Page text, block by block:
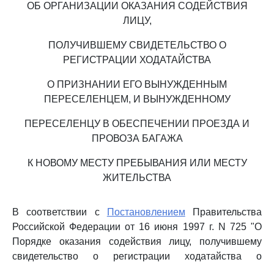
ОБ ОРГАНИЗАЦИИ ОКАЗАНИЯ СОДЕЙСТВИЯ
ЛИЦУ,
ПОЛУЧИВШЕМУ СВИДЕТЕЛЬСТВО О
РЕГИСТРАЦИИ ХОДАТАЙСТВА
О ПРИЗНАНИИ ЕГО ВЫНУЖДЕННЫМ
ПЕРЕСЕЛЕНЦЕМ, И ВЫНУЖДЕННОМУ
ПЕРЕСЕЛЕНЦУ В ОБЕСПЕЧЕНИИ ПРОЕЗДА И
ПРОВОЗА БАГАЖА
К НОВОМУ МЕСТУ ПРЕБЫВАНИЯ ИЛИ МЕСТУ
ЖИТЕЛЬСТВА
В соответствии с Постановлением Правительства
Российской Федерации от 16 июня 1997 г. N 725 "О
Порядке оказания содействия лицу, получившему
свидетельство о регистрации ходатайства о